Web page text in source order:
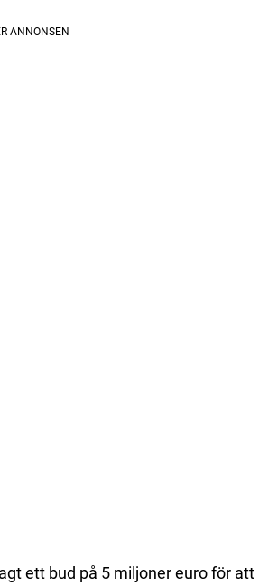
ett bud på 5 miljoner euro för att